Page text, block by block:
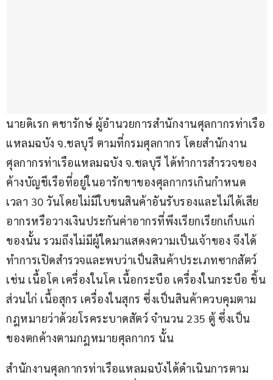
นายดิเรก คชารักษ์ ผู้อำนวยการสำนักงานศุลกากรท่าเรือ
แหลมฉบัง จ.ชลบุรี ตามที่กรมศุลกากร โดยสำนักงาน
ศุลกากรท่าเรือแหลมฉบัง จ.ชลบุรี ได้ทำการสำรวจของ
ค้างบัญชีเรือที่อยู่ในอารักขาของศุลกากรเกินกำหนด
เวลา 30 วันโดยไม่มีใบขนสินค้าอันรับรองและไม่ได้เสีย
อากรหรือวางเงินประกันค่าอากรที่พึงเรียกเรียกเก็บแก่
ของนั้น รวมถึงไม่มีผู้ใดมาแสดงความเป็นเจ้าของ จึงได้
ทำการเปิดสำรวจและพบว่าเป็นสินค้าประเภทซากสัตว์
เช่น เนื้อโค เครื่องในโค เนื้อกระบือ เครื่องในกระบือ ชิ้น
ส่วนไก่ เนื้อสุกร เครื่องในสุกร ซึ่งเป็นสินค้าควบคุมตาม
กฎหมายว่าด้วยโรคระบาดสัตว์ จำนวน 235 ตู้ ซึ่งเป็น
ของตกค้างตามกฎหมายศุลกากร นั้น
สำนักงานศุลกากรท่าเรือแหลมฉบังได้ดำเนินการตาม